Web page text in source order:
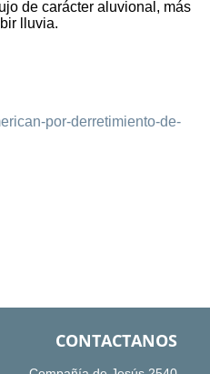
de carácter aluvional, más
lluvia.
por-derretimiento-de-
CONTACTANOS